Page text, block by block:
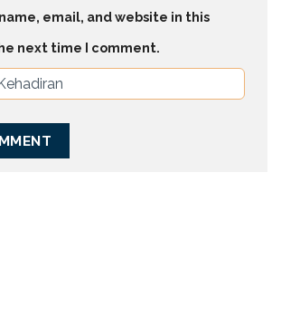
email, and website in this
next time I comment.